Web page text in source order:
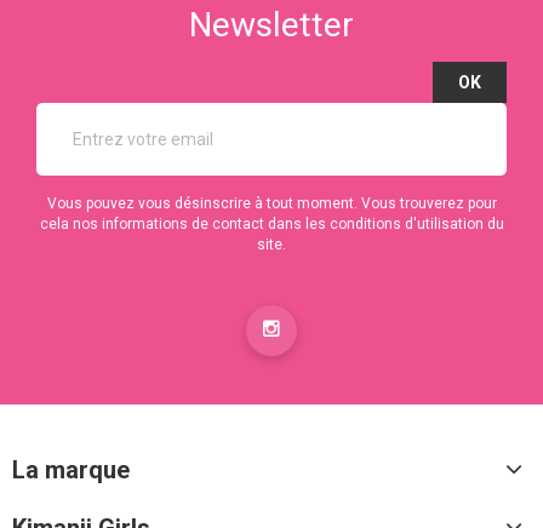
Newsletter
Vous pouvez vous désinscrire à tout moment. Vous trouverez pour
cela nos informations de contact dans les conditions d'utilisation du
site.
La marque